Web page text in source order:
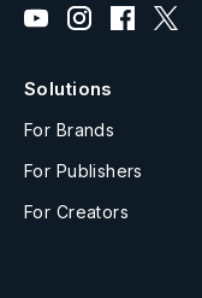
Solutions
For Brands
For Publishers
For Creators